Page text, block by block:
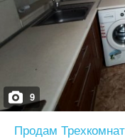
9
Продам